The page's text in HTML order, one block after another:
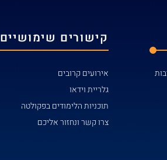
קישורים שימושיים
אירועים קרובים
גלריית וידאו
תוכניות הלימודים בפקולטה
צרו קשר ונחזור אליכם